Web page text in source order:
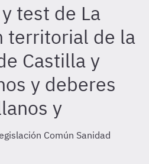
test de La
territorial de la
Castilla y
y deberes
y
Común Sanidad